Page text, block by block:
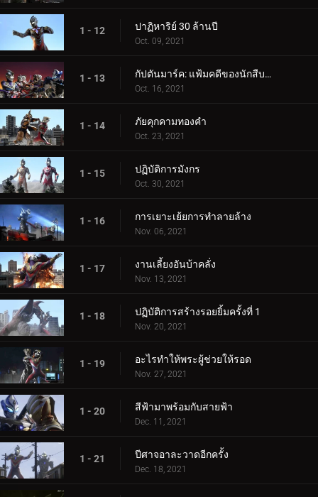
1 - 12 ปาฏิหาริย์ 30 ล้านปี
Oct. 09, 2021
1 - 13 กัปตันมาร์ค: แฟ้มคดีของนักสืบมาร์ลูรู
Oct. 16, 2021
1 - 14 ภัยคุกคามทองคำ
Oct. 23, 2021
1 - 15 ปฏิบัติการมังกร
Oct. 30, 2021
1 - 16 การเยาะเย้ยการทำลายล้าง
Nov. 06, 2021
1 - 17 งานเลี้ยงอันบ้าคลั่ง
Nov. 13, 2021
1 - 18 ปฏิบัติการสร้างรอยยิ้มครั้งที่ 1
Nov. 20, 2021
1 - 19 อะไรทำให้พระผู้ช่วยให้รอด
Nov. 27, 2021
1 - 20 สีฟ้ามาพร้อมกับสายฟ้า
Dec. 11, 2021
1 - 21 ปีศาจอาละวาดอีกครั้ง
Dec. 18, 2021